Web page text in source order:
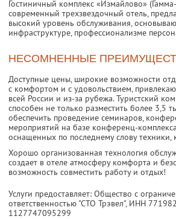
Гостиничный комплекс «Измайлово»
современный трехзвездочный отель,
высокий уровень обслуживания,
инфраструктуре, профессионализме
НЕСОМНЕННЫЕ
Доступные цены, широкие возможности
с комфортом и с удовольствием,
всей России и из-за рубежа. Туристский
способен не только разместить более 3,5
обеспечить проведение семинаров,
мероприятий на базе конференц-
оснащенных по последнему слову техники,
Хорошо организованная технология
создает в отеле атмосферу комфорта и
возможность совместить работу и отдых!
Услуги предоставляет: Общество с
ответственностью "СТО Трэвел", ИНН
1127747095299